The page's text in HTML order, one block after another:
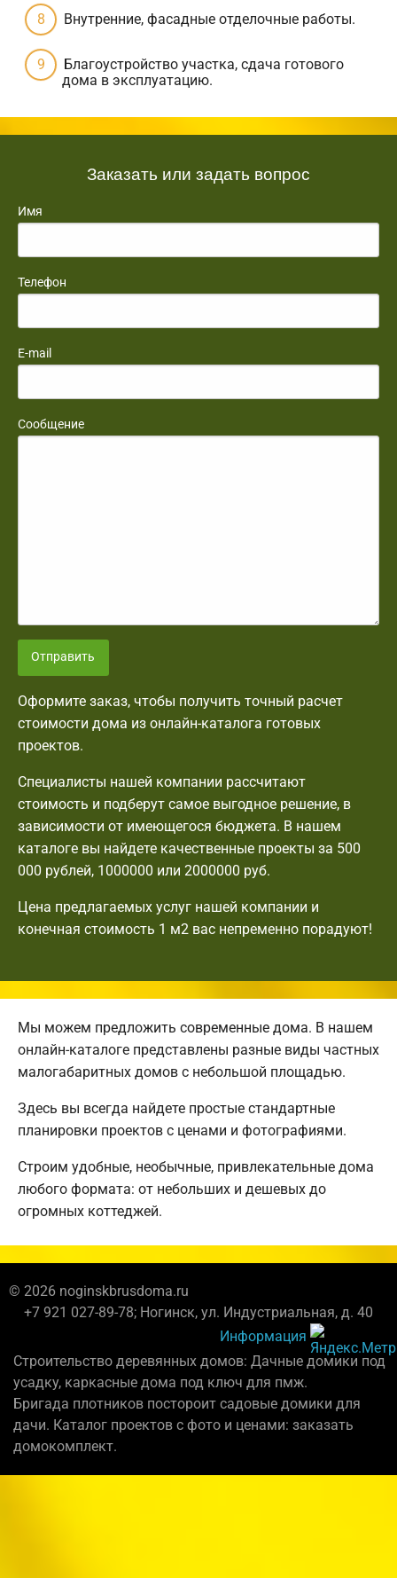
Внутренние, фасадные отделочные работы.
Благоустройство участка, сдача готового
дома в эксплуатацию.
Заказать или задать вопрос
Имя
Телефон
E-mail
Сообщение
Отправить
Оформите заказ, чтобы получить точный расчет
стоимости дома из онлайн-каталога готовых
проектов.
Специалисты нашей компании рассчитают
стоимость и подберут самое выгодное решение, в
зависимости от имеющегося бюджета. В нашем
каталоге вы найдете качественные проекты за 500
000 рублей, 1000000 или 2000000 руб.
Цена предлагаемых услуг нашей компании и
конечная стоимость 1 м2 вас непременно порадуют!
Мы можем предложить современные дома. В нашем
онлайн-каталоге представлены разные виды частных
малогабаритных домов с небольшой площадью.
Здесь вы всегда найдете простые стандартные
планировки проектов с ценами и фотографиями.
Строим удобные, необычные, привлекательные дома
любого формата: от небольших и дешевых до
огромных коттеджей.
© 2026 noginskbrusdoma.ru
+7 921 027-89-78; Ногинск, ул. Индустриальная, д. 40
Информация
Строительство деревянных домов: Дачные домики под
усадку, каркасные дома под ключ для пмж.
Бригада плотников постороит садовые домики для
дачи. Каталог проектов с фото и ценами: заказать
домокомплект.